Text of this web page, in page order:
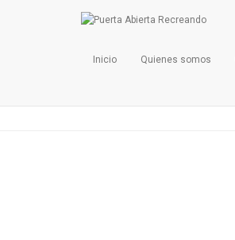
Inicio Quienes somos